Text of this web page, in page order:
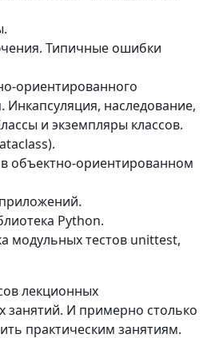
Типичные ошибки
ориентированного
Инкапсуляция, наследование,
и экземпляры классов.
объектно-ориентированном
Python.
модульных тестов unittest,
лекционных
занятий. И примерно столько
практическим занятиям.